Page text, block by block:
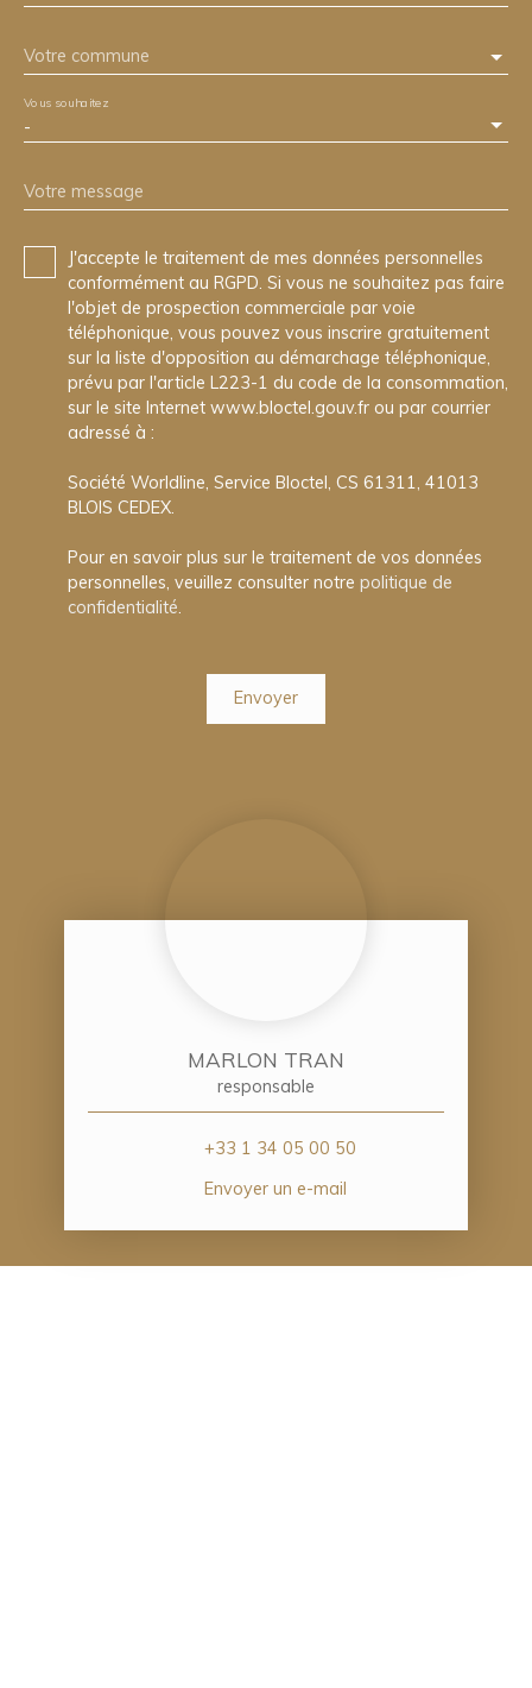
Votre commune
-
Vous souhaitez
Votre message
J'accepte le traitement de mes données personnelles
conformément au RGPD. Si vous ne souhaitez pas faire
l'objet de prospection commerciale par voie
téléphonique, vous pouvez vous inscrire gratuitement
sur la liste d'opposition au démarchage téléphonique,
prévu par l'article L223-1 du code de la consommation,
sur le site Internet www.bloctel.gouv.fr ou par courrier
adressé à :
Société Worldline, Service Bloctel, CS 61311, 41013
BLOIS CEDEX.
Pour en savoir plus sur le traitement de vos données
personnelles, veuillez consulter notre politique de
confidentialité.
Envoyer
MARLON TRAN
responsable
+33 1 34 05 00 50
Envoyer un e-mail